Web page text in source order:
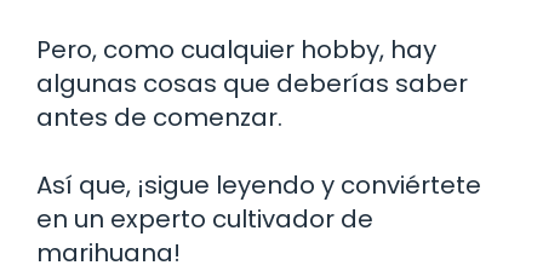
Pero, como cualquier hobby, hay
algunas cosas que deberías saber
antes de comenzar.
Así que, ¡sigue leyendo y conviértete
en un experto cultivador de
marihuana!